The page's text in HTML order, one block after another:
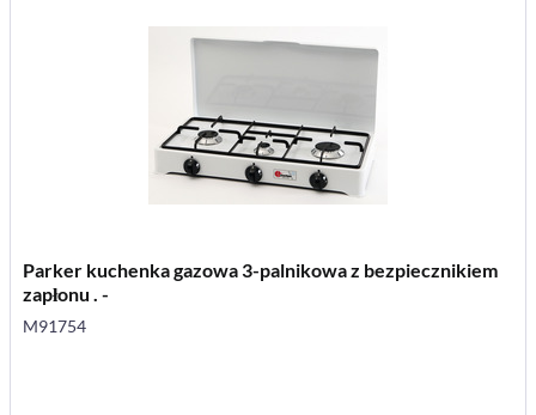
Parker kuchenka gazowa 3-palnikowa z bezpiecznikiem
zapłonu . -
M91754